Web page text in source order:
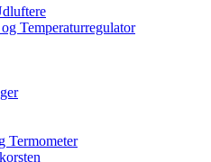
Temperaturregulator
Termometer